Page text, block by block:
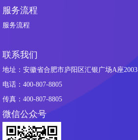
服务流程
服务流程
联系我们
地址：安徽省合肥市庐阳区汇银广场A座2003
电话：400-807-8805
传真：400-807-8805
微信公众号